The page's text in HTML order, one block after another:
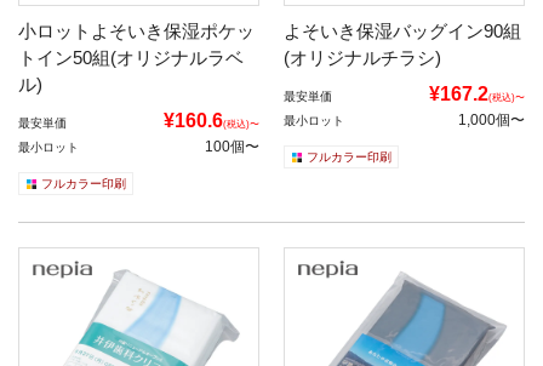
小ロットよそいき保湿ポケッ
トイン50組(オリジナルラベ
ル)
最安単価 ¥160.6(税込)〜
最小ロット 100個〜
フルカラー印刷
よそいき保湿バッグイン90組
(オリジナルチラシ)
最安単価 ¥167.2(税込)〜
最小ロット 1,000個〜
フルカラー印刷